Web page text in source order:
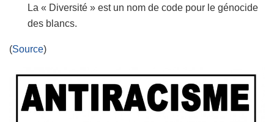
La « Diversité » est un nom de code pour le génocide
des blancs.
(Source)